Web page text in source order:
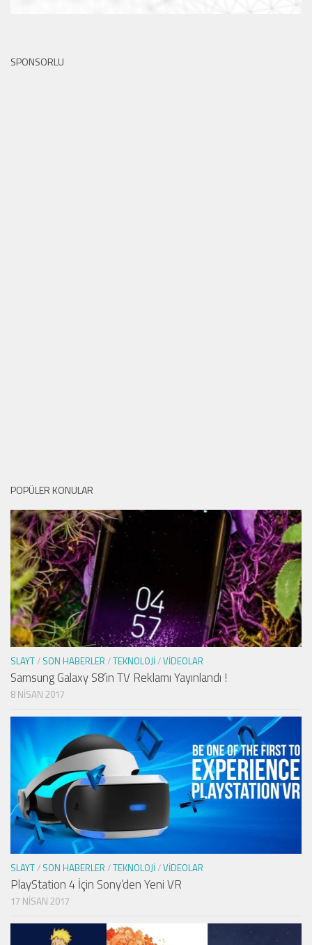
SPONSORLU
POPÜLER KONULAR
SLAYT/ SON HABERLER /TEKNOLOJI/VIDEOLAR
Samsung Galaxy S8’in TV Reklamı Yayınlandı !
8 NISAN 2017
SLAYT/ SON HABERLER /TEKNOLOJI/VIDEOLAR
PlayStation 4 İçin Sony’den Yeni VR
17 NISAN 2017